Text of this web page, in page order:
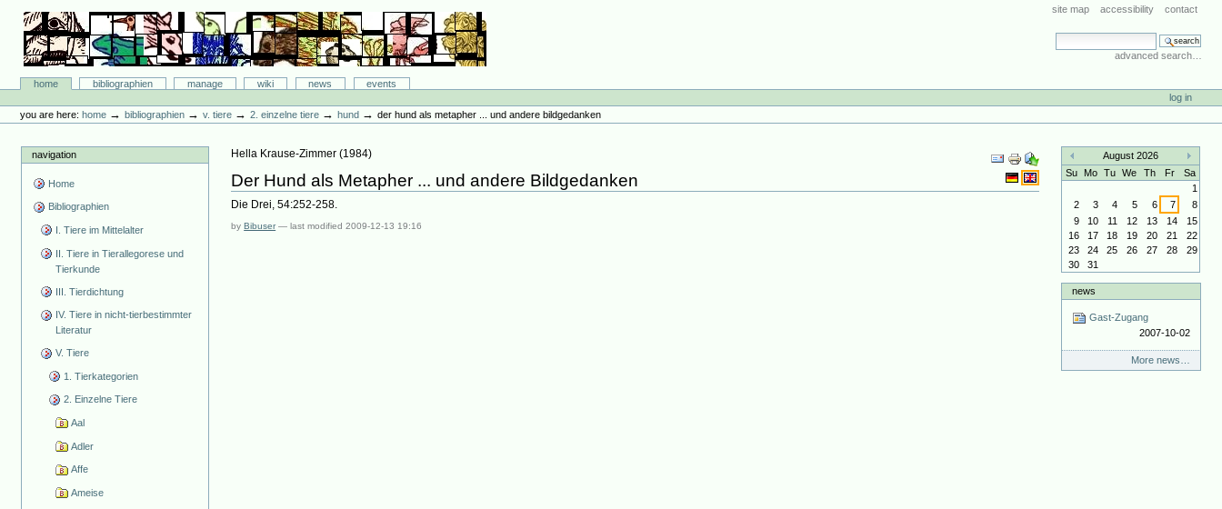
content.
navigation
site map accessibility contact
search site
advanced search…
Bibliographie-Portal
Sectionshome bibliographien manage wiki news
events
tools
log in
you are here: home →bibliographien →v. tiere →2. einzelne tiere →hund →der hund als metapher ... und andere bildgedanken
navigation
Home
Bibliographien
I. Tiere im Mittelalter
II. Tiere in Tierallegorese und
Tierkunde
III. Tierdichtung
IV. Tiere in nicht-tierbestimmter
Literatur
V. Tiere
1. Tierkategorien
2. Einzelne Tiere
Aal
Adler
Affe
Ameise
Document
Actions
Hella Krause-Zimmer (1984)
Der Hund als Metapher ... und andere Bildgedanken
Die Drei, 54:252-258.
byBibuser —last modified2009-12-13 19:16
«
August 2026
»
Su Mo Tu We Th Fr
Sa
1
2
3 4 5 6 7
8
9
10 11 12 13 14
15
16
17 18 19 20 21
22
23
24 25 26 27 28
29
30
31
news
Gast-Zugang
2007-10-02
More news…